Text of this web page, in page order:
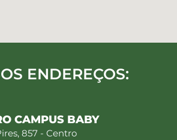
ENDEREÇOS:
CAMPUS BABY
857 - Centro